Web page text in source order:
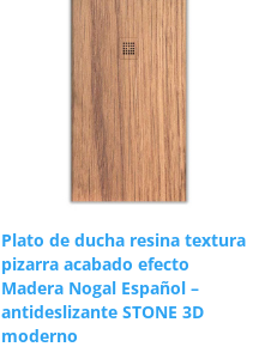
Plato de ducha resina textura
pizarra acabado efecto
Madera Nogal Español –
antideslizante STONE 3D
moderno